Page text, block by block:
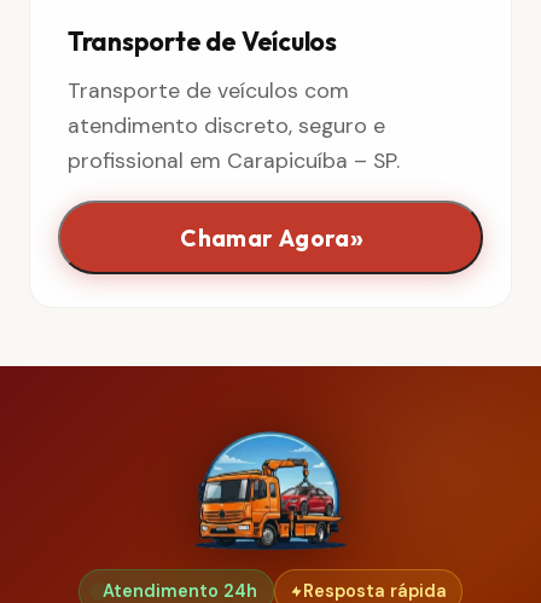
Transporte de Veículos
Transporte de veículos com
atendimento discreto, seguro e
profissional em Carapicuíba – SP.
Chamar Agora»
Atendimento 24h Resposta rápida